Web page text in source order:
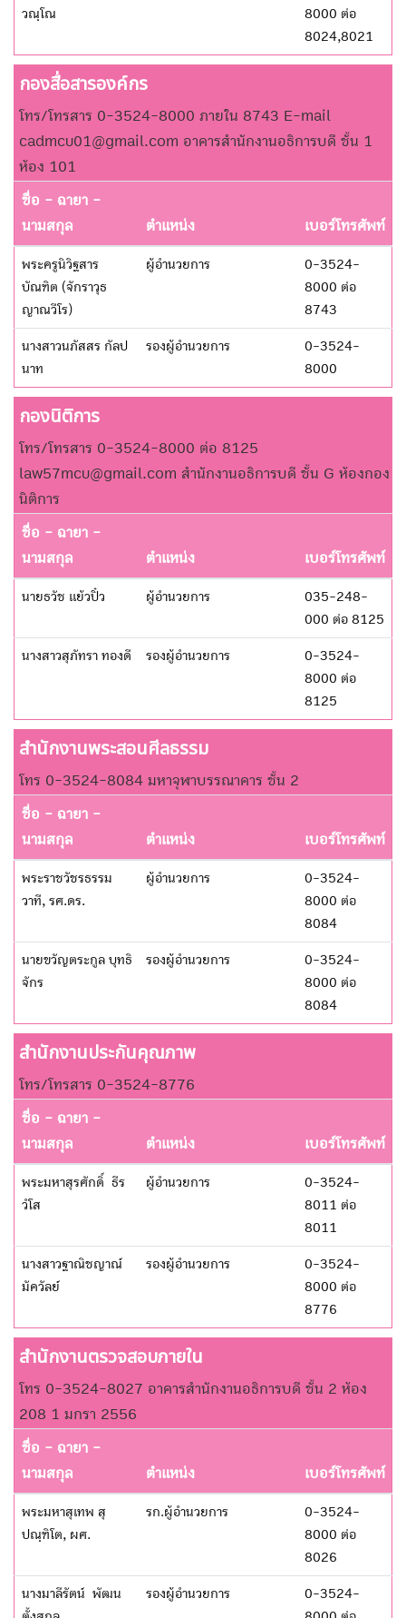
วณฺโณ
8000 ต่อ
8024,8021
กองสื่อสารองค์กร
โทร/โทรสาร 0-3524-8000 ภายใน 8743 E-mail
cadmcu01@gmail.com อาคารสำนักงานอธิการบดี ชั้น 1
ห้อง 101
ชื่อ - ฉายา -
นามสกุล
ตำแหน่ง เบอร์โทรศัพท์
พระครูนิวิฐสาร
บัณฑิต (จักราวุธ
ญาณวีโร)
ผู้อำนวยการ
0-3524-
8000 ต่อ
8743
นางสาวนภัสสร กัลป
นาท
รองผู้อำนวยการ
0-3524-
8000
กองนิติการ
โทร/โทรสาร 0-3524-8000 ต่อ 8125
law57mcu@gmail.com สำนักงานอธิการบดี ชั้น G ห้องกอง
นิติการ
ชื่อ - ฉายา -
นามสกุล
ตำแหน่ง เบอร์โทรศัพท์
นายธวัช แย้วปิ๋ว ผู้อำนวยการ
035-248-
000 ต่อ 8125
นางสาวสุภัทรา ทองดี รองผู้อำนวยการ
0-3524-
8000 ต่อ
8125
สำนักงานพระสอนศีลธรรม
โทร 0-3524-8084 มหาจุฬาบรรณาคาร ชั้น 2
ชื่อ - ฉายา -
นามสกุล
ตำแหน่ง เบอร์โทรศัพท์
พระราชวัชรธรรม
วาที, รศ.ดร.
ผู้อำนวยการ
0-3524-
8000 ต่อ
8084
นายขวัญตระกูล บุทธิ
จักร
รองผู้อำนวยการ
0-3524-
8000 ต่อ
8084
สำนักงานประกันคุณภาพ
โทร/โทรสาร 0-3524-8776
ชื่อ - ฉายา -
นามสกุล
ตำแหน่ง เบอร์โทรศัพท์
พระมหาสุรศักดิ์ ธีร
วํโส
ผู้อำนวยการ
0-3524-
8011 ต่อ
8011
นางสาวฐาณิชญาณ์
มัควัลย์
รองผู้อำนวยการ
0-3524-
8000 ต่อ
8776
สำนักงานตรวจสอบภายใน
โทร 0-3524-8027 อาคารสำนักงานอธิการบดี ชั้น 2 ห้อง
208 1 มกรา 2556
ชื่อ - ฉายา -
นามสกุล
ตำแหน่ง เบอร์โทรศัพท์
พระมหาสุเทพ สุ
ปณฺฑิโต, ผศ.
รก.ผู้อำนวยการ
0-3524-
8000 ต่อ
8026
นางมาลีรัตน์ พัฒน
รองผู้อำนวยการ
0-3524-